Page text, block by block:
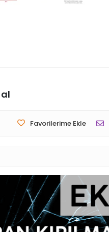
Favorilerime Ekle